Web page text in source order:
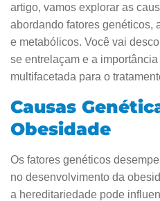
artigo, vamos explorar as
abordando fatores genéticos,
e metabólicos. Você vai
se entrelaçam e a
multifacetada para o
Causas
Obesidade
Os fatores genéticos
no desenvolvimento da
a hereditariedade pode